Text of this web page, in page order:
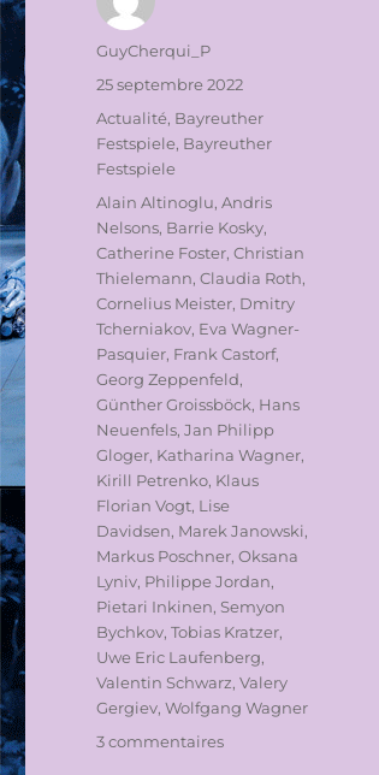
Auteur
GuyCherqui_P
Publié
25 septembre 2022
Catégories
Actualité, Bayreuther
Festspiele, Bayreuther
Festspiele
Étiquettes
Alain Altinoglu,Andris
Nelsons, Barrie Kosky,
Catherine Foster,Christian
Thielemann,Claudia Roth,
Cornelius Meister, Dmitry
Tcherniakov, Eva Wagner-
Pasquier, Frank Castorf,
Georg Zeppenfeld,
Günther Groissböck, Hans
Neuenfels,Jan Philipp
Gloger, Katharina Wagner,
Kirill Petrenko, Klaus
Florian Vogt, Lise
Davidsen, Marek Janowski,
Markus Poschner,Oksana
Lyniv, Philippe Jordan,
Pietari Inkinen, Semyon
Bychkov,Tobias Kratzer,
Uwe Eric Laufenberg,
Valentin Schwarz,Valery
Gergiev,Wolfgang Wagner
3 commentairessur